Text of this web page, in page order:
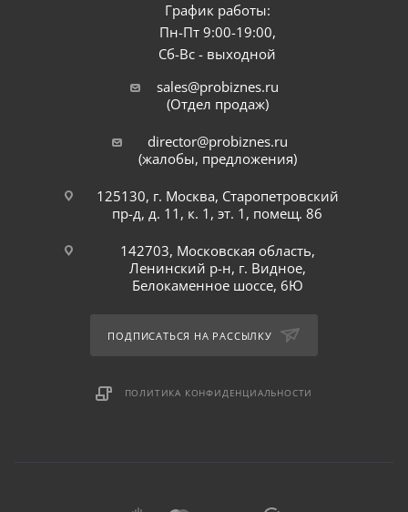
График работы:
Пн-Пт 9:00-19:00,
Сб-Вс - выходной
sales@probiznes.ru
(Отдел продаж)
director@probiznes.ru
(жалобы, предложения)
125130, г. Москва, Старопетровский
пр-д, д. 11, к. 1, эт. 1, помещ. 86
142703, Московская область,
Ленинский р-н, г. Видное,
Белокаменное шоссе, 6Ю
ПОДПИСАТЬСЯ НА РАССЫЛКУ
ПОЛИТИКА КОНФИДЕНЦИАЛЬНОСТИ